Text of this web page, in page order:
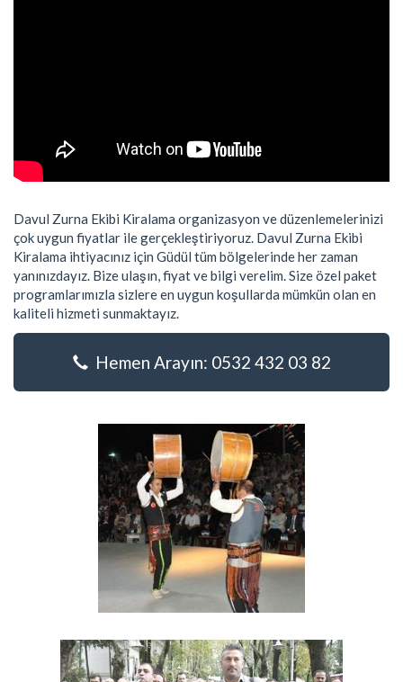
Davul Zurna Ekibi Kiralama organizasyon ve düzenlemelerinizi
çok uygun fiyatlar ile gerçekleştiriyoruz. Davul Zurna Ekibi
Kiralama ihtiyacınız için Güdül tüm bölgelerinde her zaman
yanınızdayız. Bize ulaşın, fiyat ve bilgi verelim. Size özel paket
programlarımızla sizlere en uygun koşullarda mümkün olan en
kaliteli hizmeti sunmaktayız.
Hemen Arayın: 0532 432 03 82